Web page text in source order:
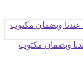
وبضمان مكتوب